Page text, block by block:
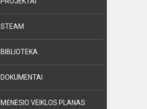
STEAM
BIBLIOTEKA
DOKUMENTAI
MĖNESIO VEIKLOS PLANAS